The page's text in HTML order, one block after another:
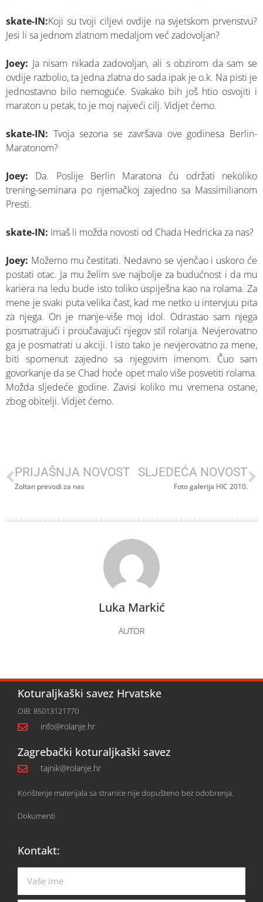
Luka Markić
AUTOR
skate-IN:Koji su tvoji ciljevi ovdije na svjetskom prvenstvu?
Jesi li sa jednom zlatnom medaljom već zadovoljan?
Joey: Ja nisam nikada zadovoljan, ali s obzirom da sam se
ovdije razbolio, ta jedna zlatna do sada ipak je o.k. Na pisti je
jednostavno bilo nemoguće. Svakako bih još htio osvojiti i
maraton u petak, to je moj najveći cilj. Vidjet ćemo.
skate-IN: Tvoja sezona se završava ove godinesa Berlin-
Maratonom?
Joey: Da. Poslije Berlin Maratona ću održati nekoliko
trening-seminara po njemačkoj zajedno sa Massimilianom
Presti.
skate-IN: Imaš li možda novosti od Chada Hedricka za nas?
Joey: Možemo mu čestitati. Nedavno se vjenčao i uskoro će
postati otac. Ja mu želim sve najbolje za budućnost i da mu
kariera na ledu bude isto toliko uspiješna kao na rolama. Za
mene je svaki puta velika čast, kad me netko u intervjuu pita
za njega. On je manje-više moj idol. Odrastao sam njega
posmatrajući i proučavajući njegov stil rolanja. Nevjerovatno
ga je posmatrati u akciji. I isto tako je nevjerovatno za mene,
biti spomenut zajedno sa njegovim imenom. Čuo sam
govorkanje da se Chad hoće opet malo više posvetiti rolama.
Možda sljedeće godine. Zavisi koliko mu vremena ostane,
zbog obitelji. Vidjet ćemo.
PRIJAŠNJA NOVOST
Zoltan prevodi za nas
SLJEDEĆA NOVOST
Foto galerija HIC 2010.
Koturaljkaški savez Hrvatske
OIB: 85013121770
info@rolanje.hr
Zagrebački koturaljkaški savez
tajnik@rolanje.hr
Korištenje materijala sa stranice nije dopušteno bez odobrenja.
Dokumenti
Kontakt: